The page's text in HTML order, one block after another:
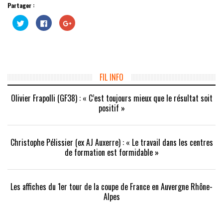
Partager :
Cliquez
pour
partager
Cliquez
pour
partager
Cliquez
pour
fenêtre)
FIL INFO
Olivier Frapolli (GF38) : « C’est toujours mieux que le résultat soit
positif »
Christophe Pélissier (ex AJ Auxerre) : « Le travail dans les centres
de formation est formidable »
Les affiches du 1er tour de la coupe de France en Auvergne Rhône-
Alpes